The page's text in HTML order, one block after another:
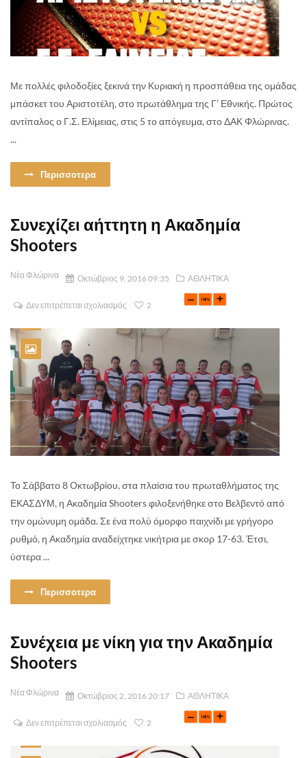
Με πολλές φιλοδοξίες ξεκινά την Κυριακή η προσπάθεια της ομάδας
μπάσκετ του Αριστοτέλη, στο πρωτάθλημα της Γ’ Εθνικής. Πρώτος
αντίπαλος ο Γ.Σ. Ελίμειας, στις 5 το απόγευμα, στο ΔΑΚ Φλώρινας.
...
Περισσοτερα
Συνεχίζει αήττητη η Ακαδημία
Shooters
Νέα Φλώρινα Οκτώβριος 9, 2016 09:35 ΑΘΛΗΤΙΚΑ
Δεν επιτρέπεται σχολιασμός 2
Το Σάββατο 8 Οκτωβρίου, στα πλαίσια του πρωταθλήματος της
ΕΚΑΣΔΥΜ, η Ακαδημία Shooters φιλοξενήθηκε στο Βελβεντό από
την ομώνυμη ομάδα. Σε ένα πολύ όμορφο παιχνίδι με γρήγορο
ρυθμό, η Ακαδημία αναδείχτηκε νικήτρια με σκορ 17-63. Έτσι,
ύστερα ...
Περισσοτερα
Συνέχεια με νίκη για την Ακαδημία
Shooters
Νέα Φλώρινα Οκτώβριος 2, 2016 20:17 ΑΘΛΗΤΙΚΑ
Δεν επιτρέπεται σχολιασμός 2